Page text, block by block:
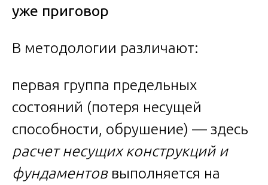
уже приговор
В методологии различают:
первая группа предельных
состояний (потеря несущей
способности, обрушение) — здесь
расчет несущих конструкций и
фундаментоввыполняется на